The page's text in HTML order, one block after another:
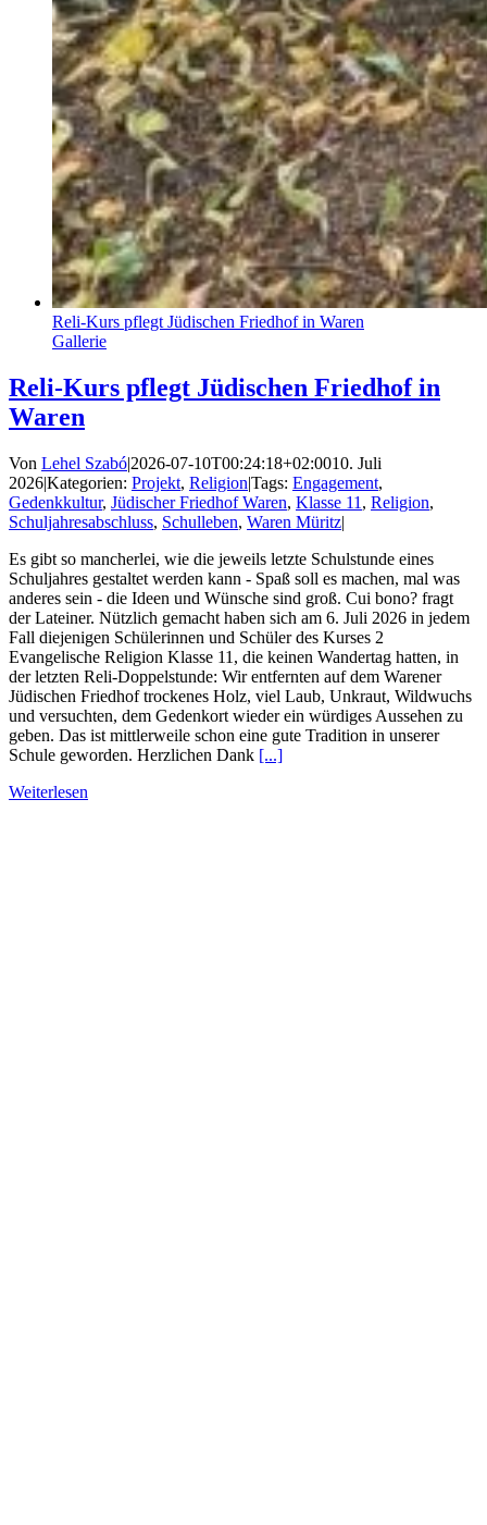
Reli-Kurs pflegt Jüdischen Friedhof in Waren
Gallerie
Reli-Kurs pflegt Jüdischen Friedhof in
Waren
Von Lehel Szabó|2026-07-10T00:24:18+02:0010. Juli
2026|Kategorien: Projekt, Religion|Tags: Engagement,
Gedenkkultur, Jüdischer Friedhof Waren, Klasse 11 , Religion,
Schuljahresabschluss, Schulleben, Waren Müritz|
Es gibt so mancherlei, wie die jeweils letzte Schulstunde eines
Schuljahres gestaltet werden kann - Spaß soll es machen, mal was
anderes sein - die Ideen und Wünsche sind groß. Cui bono? fragt
der Lateiner. Nützlich gemacht haben sich am 6. Juli 2026 in jedem
Fall diejenigen Schülerinnen und Schüler des Kurses 2
Evangelische Religion Klasse 11, die keinen Wandertag hatten, in
der letzten Reli-Doppelstunde: Wir entfernten auf dem Warener
Jüdischen Friedhof trockenes Holz, viel Laub, Unkraut, Wildwuchs
und versuchten, dem Gedenkort wieder ein würdiges Aussehen zu
geben. Das ist mittlerweile schon eine gute Tradition in unserer
Schule geworden. Herzlichen Dank [...]
Weiterlesen